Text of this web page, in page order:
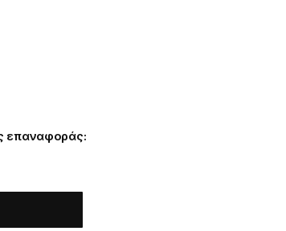
επαναφοράς: